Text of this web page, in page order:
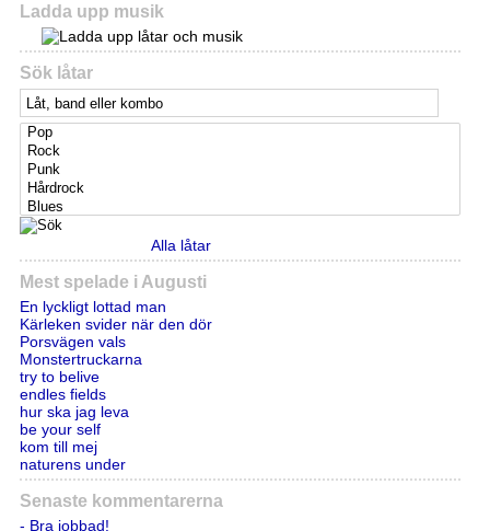
Ladda upp musik
Sök låtar
Alla låtar
Mest spelade i Augusti
En lyckligt lottad man
Kärleken svider när den dör
Porsvägen vals
Monstertruckarna
try to belive
endles fields
hur ska jag leva
be your self
kom till mej
naturens under
Senaste kommentarerna
- Bra jobbad!